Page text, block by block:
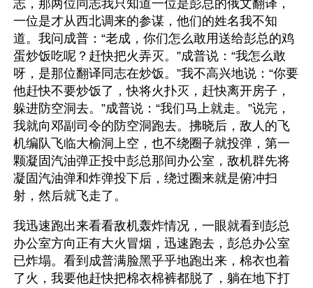
志，那两位同志我只知道一位是彭总的俄文翻译，
一位是才从西北调来的参谋，他们的姓名我不知
道。我问成普：“老成，你们怎么敢用送给彭总的鸡
蛋炒饭吃呢？赶快把火弄灭。”成普说：“我怎么敢
呀，是那位翻译同志在炒饭。”我不高兴地说：“你要
他赶快不要炒饭了，快将火扑灭，赶快离开房子，
躲进防空洞去。”成普说：“我们马上就走。”说完，
我就向邓副司令的防空洞跑去。拂晓后，敌人的飞
机编队飞临大榆洞上空，也不绕圈子就投弹，第一
颗凝固汽油弹正投中彭总那间办公室，敌机群先将
凝固汽油弹和炸弹投下后，绕过圈来就是俯冲扫
射，然后就飞走了。
我迅速跑出来看看敌机轰炸情况，一眼就看到彭总
办公室方向正有大火冒烟，迅速跑去，彭总办公室
已炸塌。看到成普满脸黑乎乎地跑出来，棉衣也着
了火，我要他赶快把棉衣棉裤都脱了，躺在地下打